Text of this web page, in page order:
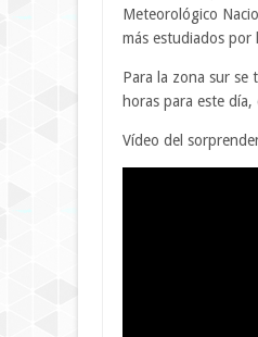
Meteorológico
más estudiados por
Para la zona sur se
horas para este
Vídeo del